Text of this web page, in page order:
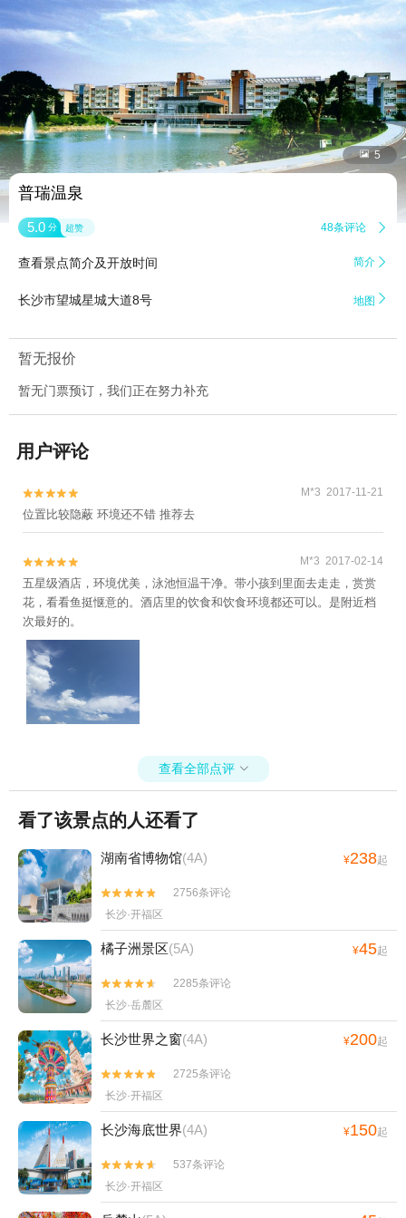
 5
普瑞温泉
5.0 分 超赞 48条评论 
查看景点简介及开放时间 简介 
长沙市望城星城大道8号 地图 
暂无报价
暂无门票预订，我们正在努力补充
用户评论

 M*3 2017-11-21
位置比较隐蔽 环境还不错 推荐去

 M*3 2017-02-14
五星级酒店，环境优美，泳池恒温干净。带小孩到里面去走走，赏赏
花，看看鱼挺惬意的。酒店里的饮食和饮食环境都还可以。是附近档
次最好的。
查看全部点评 
看了该景点的人还看了
湖南省博物馆(4A) ¥238起


2756条评论
长沙·开福区
橘子洲景区(5A) ¥45起


2285条评论
长沙·岳麓区
长沙世界之窗(4A) ¥200起


2725条评论
长沙·开福区
长沙海底世界(4A) ¥150起


537条评论
长沙·开福区
